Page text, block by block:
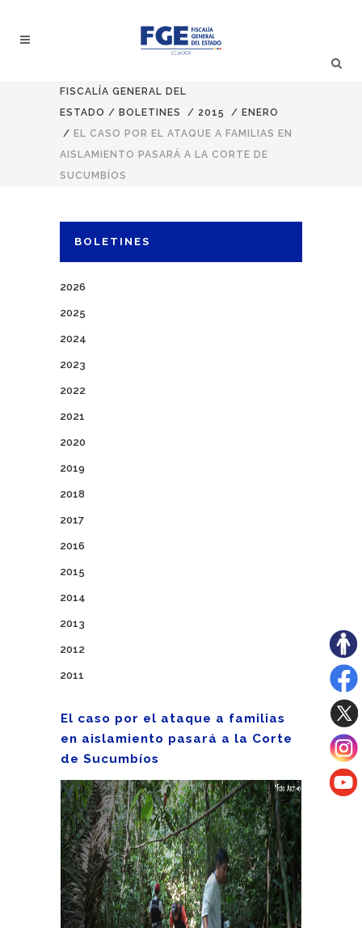
FISCALÍA GENERAL DEL
ESTADO / BOLETINES / 2015 / ENERO
/ EL CASO POR EL ATAQUE A FAMILIAS EN
AISLAMIENTO PASARÁ A LA CORTE DE
SUCUMBÍOS
BOLETINES
2026
2025
2024
2023
2022
2021
2020
2019
2018
2017
2016
2015
2014
2013
2012
2011
El caso por el ataque a familias
en aislamiento pasará a la Corte
de Sucumbíos